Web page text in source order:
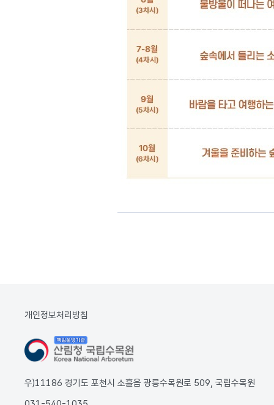
개인정보처리방침
우)11186 경기도 포천시 소흘읍 광릉수목원로 509, 국립수목원